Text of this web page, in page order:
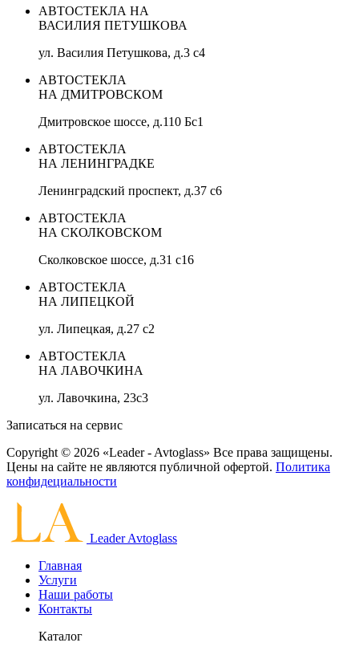
АВТОСТЕКЛА НА
ВАСИЛИЯ ПЕТУШКОВА
ул. Василия Петушкова, д.3 с4
АВТОСТЕКЛА
НА ДМИТРОВСКОМ
Дмитровское шоссе, д.110 Бс1
АВТОСТЕКЛА
НА ЛЕНИНГРАДКЕ
Ленинградский проспект, д.37 c6
АВТОСТЕКЛА
НА СКОЛКОВСКОМ
Сколковское шоссе, д.31 с16
АВТОСТЕКЛА
НА ЛИПЕЦКОЙ
ул. Липецкая, д.27 с2
АВТОСТЕКЛА
НА ЛАВОЧКИНА
ул. Лавочкина, 23с3
Записаться на сервис
Copyright © 2026 «Leader - Avtoglass» Все права защищены.
Цены на сайте не являются публичной офертой. Политика
конфидециальности
Leader Avtoglass
Главная
Услуги
Наши работы
Контакты
Каталог